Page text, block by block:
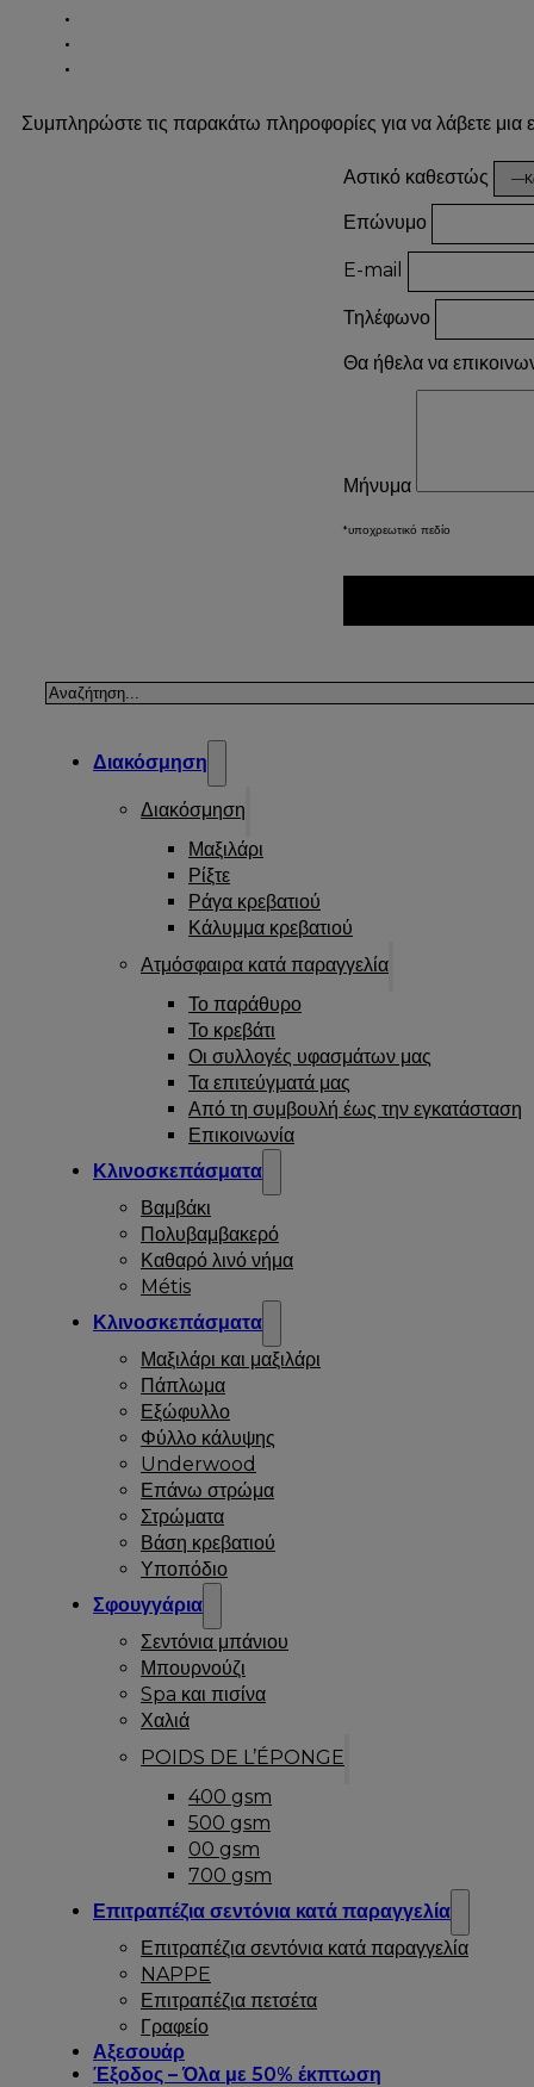
Συμπληρώστε τις παρακάτω πληροφορίες για να λάβετε μια
Αστικό καθεστώς
Επώνυμο
E-mail
Τηλέφωνο
Θα ήθελα να
Μήνυμα
*υποχρεωτικό πεδίο
Αναζήτηση
Διακόσμηση
Διακόσμηση
Μαξιλάρι
Ρίξτε
Ράγα κρεβατιού
Κάλυμμα κρεβατιού
Ατμόσφαιρα κατά παραγγελία
Το παράθυρο
Το κρεβάτι
Οι συλλογές υφασμάτων μας
Τα επιτεύγματά μας
Από τη συμβουλή έως την εγκατάσταση
Επικοινωνία
Κλινοσκεπάσματα
Βαμβάκι
Πολυβαμβακερό
Καθαρό λινό νήμα
Métis
Κλινοσκεπάσματα
Μαξιλάρι και μαξιλάρι
Πάπλωμα
Εξώφυλλο
Φύλλο κάλυψης
Underwood
Επάνω στρώμα
Στρώματα
Βάση κρεβατιού
Υποπόδιο
Σφουγγάρια
Σεντόνια μπάνιου
Μπουρνούζι
Spa και πισίνα
Χαλιά
POIDS DE L’ÉPONGE
400 gsm
500 gsm
00 gsm
700 gsm
Επιτραπέζια σεντόνια κατά παραγγελία
Επιτραπέζια σεντόνια κατά παραγγελία
NAPPE
Επιτραπέζια πετσέτα
Γραφείο
Αξεσουάρ
Έξοδος – Όλα με 50% έκπτωση